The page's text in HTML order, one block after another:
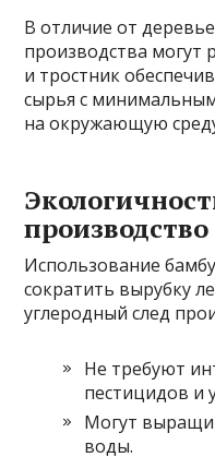
В отличие от
производства могут
и тростник
сырья с
на окружающую
производство
Использование
сократить вырубку
углеродный след
Не требуют
пестицидов и
Могут
воды.